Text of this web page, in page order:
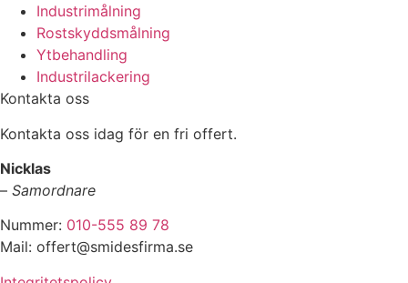
Industrimålning
Rostskyddsmålning
Ytbehandling
Industrilackering
Kontakta oss
Kontakta oss idag för en fri offert.
Nicklas
– Samordnare
Nummer: 010-555 89 78
Mail: offert@smidesfirma.se